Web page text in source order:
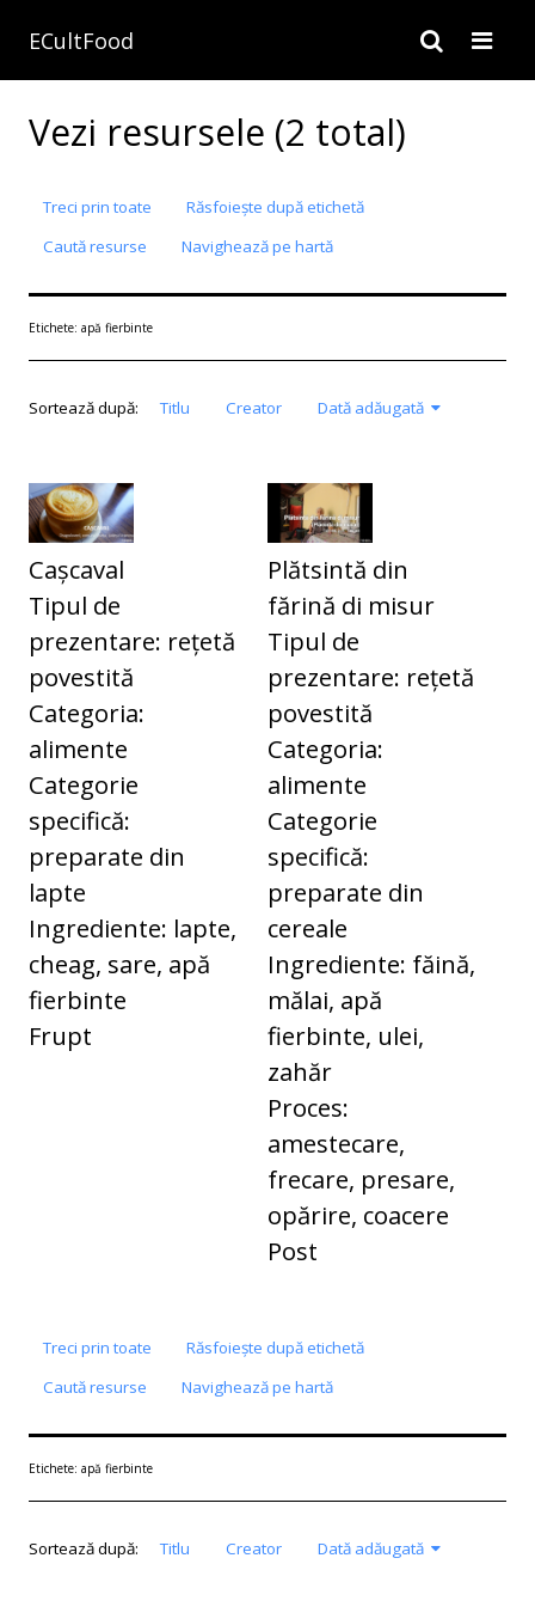
ECultFood
Vezi resursele (2 total)
Treci prin toate
Răsfoiește după etichetă
Caută resurse
Navighează pe hartă
Etichete: apă fierbinte
Sortează după: Titlu Creator Dată adăugată
Cașcaval
Tipul de
prezentare: rețetă
povestită
Categoria:
alimente
Categorie
specifică:
preparate din
lapte
Ingrediente: lapte,
cheag, sare, apă
fierbinte
Frupt
Plătsintă din
fărină di misur
Tipul de
prezentare: rețetă
povestită
Categoria:
alimente
Categorie
specifică:
preparate din
cereale
Ingrediente: făină,
mălai, apă
fierbinte, ulei,
zahăr
Proces:
amestecare,
frecare, presare,
opărire, coacere
Post
Treci prin toate
Răsfoiește după etichetă
Caută resurse
Navighează pe hartă
Etichete: apă fierbinte
Sortează după: Titlu Creator Dată adăugată